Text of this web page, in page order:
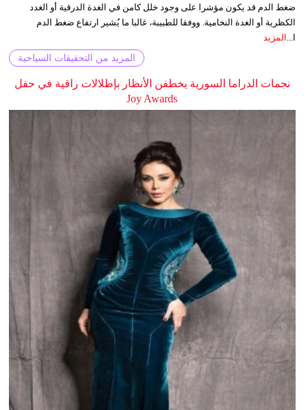
ضغط الدم قد يكون مؤشرا على وجود خلل كامن في الغدة الدرقية أو الغدد
الكظرية أو الغدة النخامية. ووفقا للطبيبة، غالبا ما يُشير ارتفاع ضغط الدم
ا...
المزيد
المزيد من التحقيقات السياحية
نجمات الدراما السورية يخطفن الأنظار بإطلالات راقية في حفل
Joy Awards